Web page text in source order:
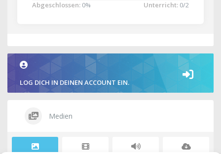
Abgeschlossen: 0% Unterricht: 0/2
LOG DICH IN DEINEN ACCOUNT EIN.
Medien